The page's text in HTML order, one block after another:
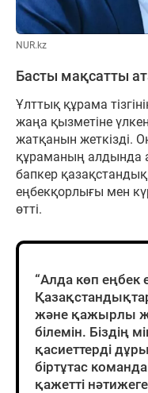
NUR.kz
Басты мақсатты
Ұлттық құрама
жаңа қызметіне
жатқанын жеткізді.
құраманың алдында
бапкер
еңбекқорлығы мен
өтті.
“Алда көп еңбек
және қажырлы
білемін. Біздің
қасиеттерді
біртұтас
қажетті